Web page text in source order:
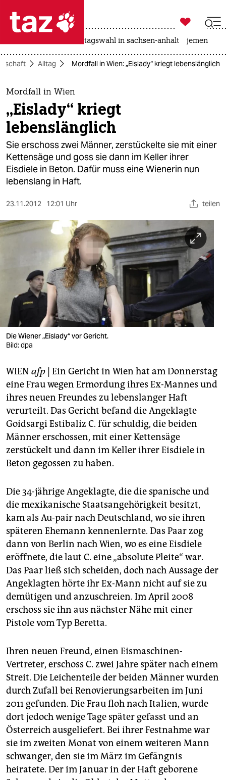
 taz zahl ich
taz zahl ich
themen
politik
öko
gesellschaft
kultur
sport
berlin
wahrheit
verlag
verlag
veranstaltungen
fragen & hilfe
unterstützen
abo
genossenschaft
epaper login

taz zahl ich
landtagswahl in sachsen-anhalt jemen
Alltag Mordfall in Wien: „Eislady“ kriegt lebenslänglich
Mordfall in Wien
„Eislady“ kriegt
lebenslänglich
Sie erschoss zwei Männer, zerstückelte sie mit einer
Kettensäge und goss sie dann im Keller ihrer
Eisdiele in Beton. Dafür muss eine Wienerin nun
lebenslang in Haft.
23.11.2012 12:01 Uhr teilen
Die Wiener „Eislady“ vor Gericht.
Bild: dpa
WIEN afp | Ein Gericht in Wien hat am Donnerstag
eine Frau wegen Ermordung ihres Ex-Mannes und
ihres neuen Freundes zu lebenslanger Haft
verurteilt. Das Gericht befand die Angeklagte
Goidsargi Estibaliz C. für schuldig, die beiden
Männer erschossen, mit einer Kettensäge
zerstückelt und dann im Keller ihrer Eisdiele in
Beton gegossen zu haben.
Die 34-jährige Angeklagte, die die spanische und
die mexikanische Staatsangehörigkeit besitzt,
kam als Au-pair nach Deutschland, wo sie ihren
späteren Ehemann kennenlernte. Das Paar zog
dann von Berlin nach Wien, wo es eine Eisdiele
eröffnete, die laut C. eine „absolute Pleite“ war.
Das Paar ließ sich scheiden, doch nach Aussage der
Angeklagten hörte ihr Ex-Mann nicht auf sie zu
demütigen und anzuschreien. Im April 2008
erschoss sie ihn aus nächster Nähe mit einer
Pistole vom Typ Beretta.
Ihren neuen Freund, einen Eismaschinen-
Vertreter, erschoss C. zwei Jahre später nach einem
Streit. Die Leichenteile der beiden Männer wurden
durch Zufall bei Renovierungsarbeiten im Juni
2011 gefunden. Die Frau floh nach Italien, wurde
dort jedoch wenige Tage später gefasst und an
Österreich ausgeliefert. Bei ihrer Festnahme war
sie im zweiten Monat von einem weiteren Mann
schwanger, den sie im März im Gefängnis
heiratete. Der im Januar in der Haft geborene